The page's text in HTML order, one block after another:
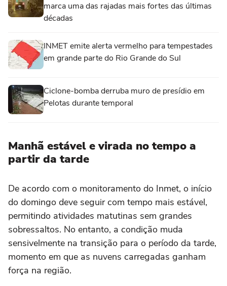
marca uma das rajadas mais fortes das últimas
décadas
INMET emite alerta vermelho para tempestades
em grande parte do Rio Grande do Sul
Ciclone-bomba derruba muro de presídio em
Pelotas durante temporal
Manhã estável e virada no tempo a
partir da tarde
De acordo com o monitoramento do Inmet, o início
do domingo deve seguir com tempo mais estável,
permitindo atividades matutinas sem grandes
sobressaltos. No entanto, a condição muda
sensivelmente na transição para o período da tarde,
momento em que as nuvens carregadas ganham
força na região.